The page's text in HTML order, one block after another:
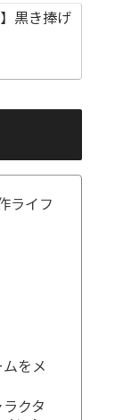
黒き捧げ
ライフ
をメ
クタ